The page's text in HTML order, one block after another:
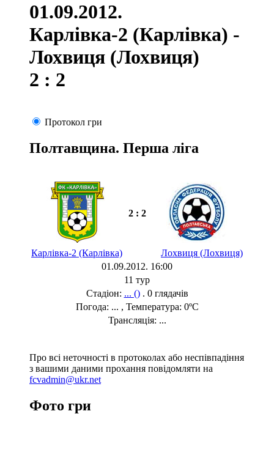
01.09.2012.
Карлівка-2 (Карлівка) -
Лохвиця (Лохвиця)
2 : 2
Протокол гри
Полтавщина. Перша ліга
2 : 2
Карлівка-2 (Карлівка)
Лохвиця (Лохвиця)
01.09.2012. 16:00
11 тур
Стадіон: ... (). 0 глядачів
Погода: ... , Температура: 0ºC
Трансляція: ...
Про всі неточності в протоколах або неспівпадіння
з вашими даними прохання повідомляти на
fcvadmin@ukr.net
Фото гри